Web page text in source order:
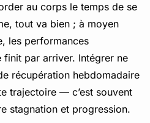
au corps le temps de se
tout va bien ; à moyen
les performances
finit par arriver. Intégrer ne
récupération hebdomadaire
trajectoire — c’est souvent
stagnation et progression.